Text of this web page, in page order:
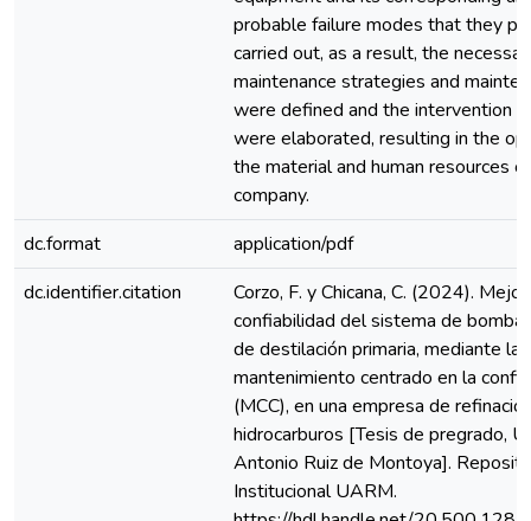
probable failure modes that they
carried out, as a result, the
maintenance strategies and
were defined and the intervention
were elaborated, resulting in the
the material and human resources
company.
dc.format
application/pdf
dc.identifier.citation
Corzo, F. y Chicana, C. (2024).
confiabilidad del sistema de
de destilación primaria, mediante la
mantenimiento centrado en la
(MCC), en una empresa de
hidrocarburos [Tesis de pregrado,
Antonio Ruiz de Montoya].
Institucional UARM.